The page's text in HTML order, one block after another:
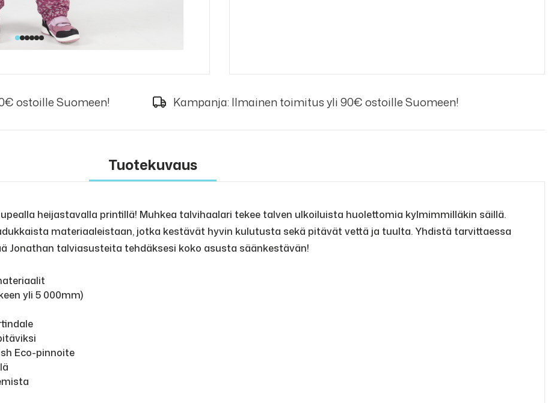
ostoille Suomeen! Kampanja: Ilmainen toimitus yli 90€ ostoille Suomeen!
Tuotekuvaus
heijastavalla printillä! Muhkea talvihaalari tekee talven ulkoiluista huolettomia kylmimmilläkin säillä.
materiaaleistaan, jotka kestävät hyvin kulutusta sekä pitävät vettä ja tuulta. Yhdistä tarvittaessa
Jonathan talviasusteita tehdäksesi koko asusta säänkestävän!
yli 5 000mm)
Eco-pinnoite